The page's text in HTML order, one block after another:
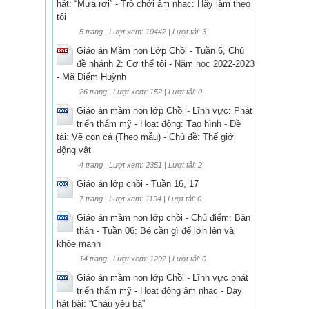
hát: “Mưa rơi” - Trò chới âm nhạc: Hãy làm theo
tôi
5 trang | Lượt xem: 10442 | Lượt tải: 3
Giáo án Mầm non Lớp Chồi - Tuần 6, Chủ
đề nhánh 2: Cơ thể tôi - Năm học 2022-2023
- Mã Diểm Huỳnh
26 trang | Lượt xem: 152 | Lượt tải: 0
Giáo án mầm non lớp Chồi - Lĩnh vực: Phát
triển thẩm mỹ - Hoạt động: Tạo hình - Đề
tài: Vẽ con cá (Theo mẫu) - Chủ đề: Thế giới
động vật
4 trang | Lượt xem: 2351 | Lượt tải: 2
Giáo án lớp chồi - Tuần 16, 17
7 trang | Lượt xem: 1194 | Lượt tải: 0
Giáo án mầm non lớp chồi - Chủ điểm: Bản
thân - Tuần 06: Bé cần gì để lớn lên và
khỏe mạnh
14 trang | Lượt xem: 1292 | Lượt tải: 0
Giáo án mầm non lớp Chồi - Lĩnh vực phát
triển thẩm mỹ - Hoạt động âm nhạc - Dạy
hát bài: “Cháu yêu bà”